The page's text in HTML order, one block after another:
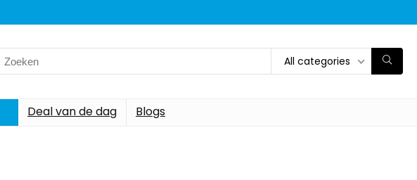
Search
All categories
Deal van de dag Blogs